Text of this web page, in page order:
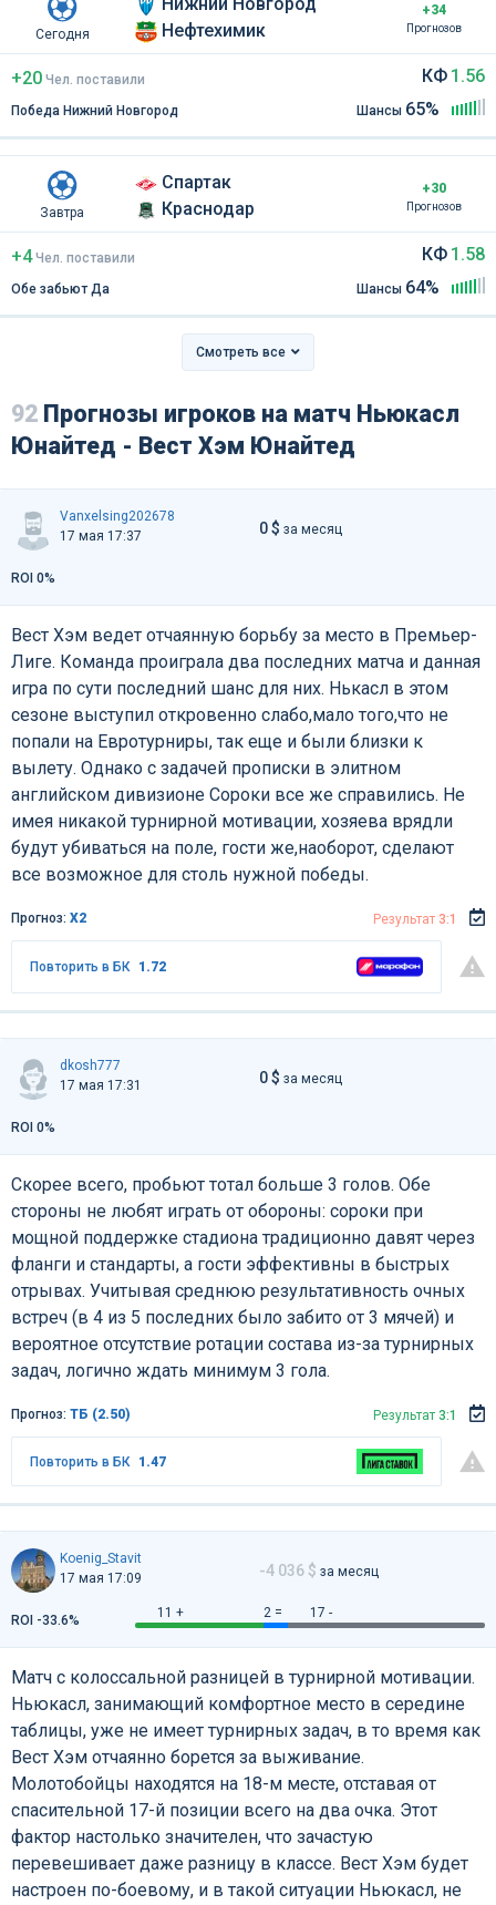
Сегодня
Нижний Новгород
Нефтехимик
+34
Прогнозов
+20 Чел. поставили
Победа Нижний Новгород
КФ 1.56
Шансы 65%
Завтра
Спартак
Краснодар
+30
Прогнозов
+4 Чел. поставили
Обе забьют Да
КФ 1.58
Шансы 64%
Смотреть все
92 Прогнозы игроков на матч Ньюкасл
Юнайтед - Вест Хэм Юнайтед
Vanxelsing202678
17 мая 17:37
0 $ за месяц
ROI 0%
Вест Хэм ведет отчаянную борьбу за место в Премьер-
Лиге. Команда проиграла два последних матча и данная
игра по сути последний шанс для них. Нькасл в этом
сезоне выступил откровенно слабо,мало того,что не
попали на Евротурниры, так еще и были близки к
вылету. Однако с задачей прописки в элитном
английском дивизионе Сороки все же справились. Не
имея никакой турнирной мотивации, хозяева врядли
будут убиваться на поле, гости же,наоборот, сделают
все возможное для столь нужной победы.
Прогноз: Х2 Результат 3:1
Повторить в БК 1.72
dkosh777
17 мая 17:31
0 $ за месяц
ROI 0%
Cкорее всего, пробьют тотал больше 3 голов. Обе
стороны не любят играть от обороны: сороки при
мощной поддержке стадиона традиционно давят через
фланги и стандарты, а гости эффективны в быстрых
отрывах. Учитывая среднюю результативность очных
встреч (в 4 из 5 последних было забито от 3 мячей) и
вероятное отсутствие ротации состава из-за турнирных
задач, логично ждать минимум 3 гола.
Прогноз: ТБ (2.50) Результат 3:1
Повторить в БК 1.47
Koenig_Stavit
17 мая 17:09
-4 036 $ за месяц
11 + 2 = 17 -
ROI -33.6%
Матч с колоссальной разницей в турнирной мотивации.
Ньюкасл, занимающий комфортное место в середине
таблицы, уже не имеет турнирных задач, в то время как
Вест Хэм отчаянно борется за выживание.
Молотобойцы находятся на 18-м месте, отставая от
спасительной 17-й позиции всего на два очка. Этот
фактор настолько значителен, что зачастую
перевешивает даже разницу в классе. Вест Хэм будет
настроен по-боевому, и в такой ситуации Ньюкасл, не